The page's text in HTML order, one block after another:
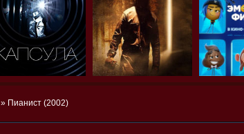
» Пианист (2002)